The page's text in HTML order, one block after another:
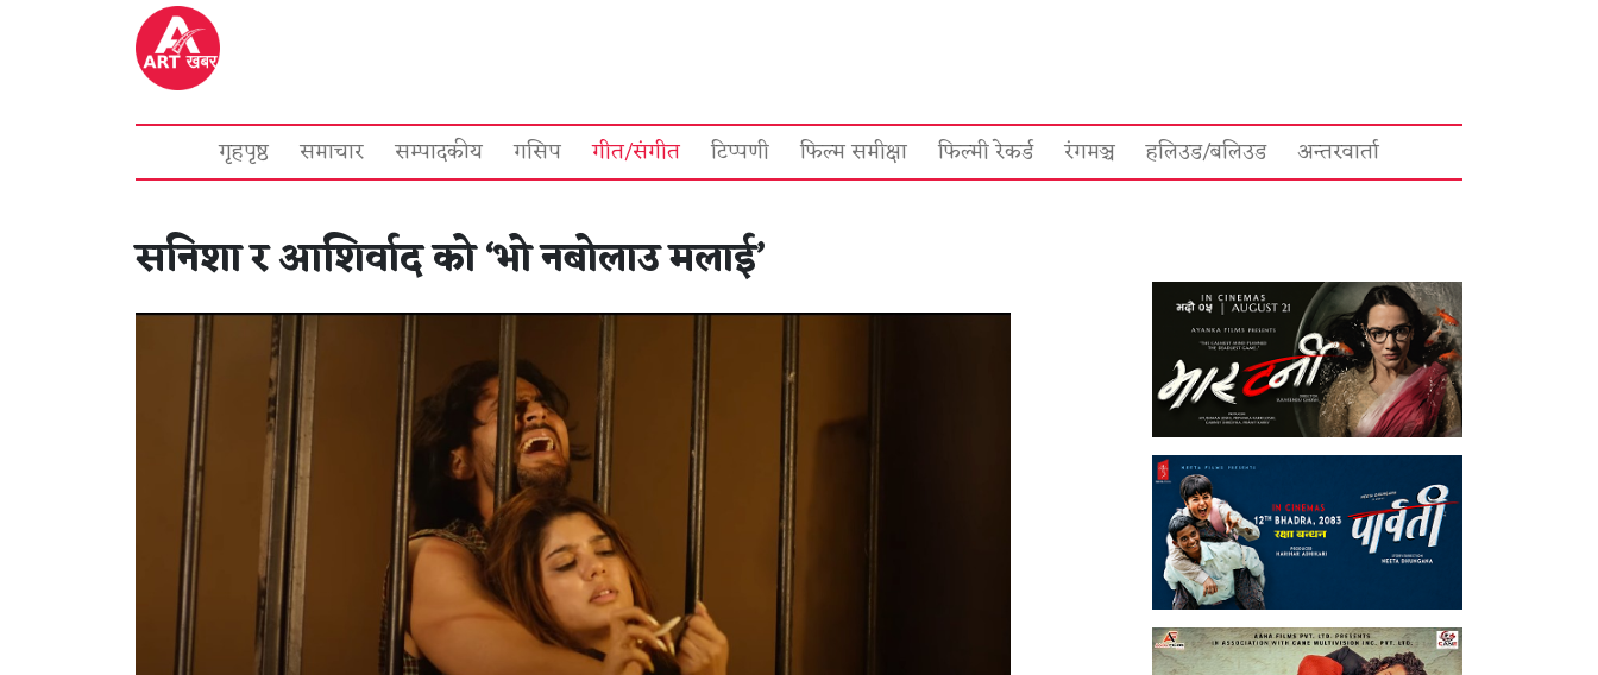
गृहपृष्ठ समाचार सम्पादकीय गसिप गीत/संगीत टिप्पणी फिल्म समीक्षा फिल्मी रेकर्ड रंगमञ्च हलिउड/बलिउड अन्तरवार्ता
सनिशा र आशिर्वाद को ‘भो नबोलाउ मलाई’